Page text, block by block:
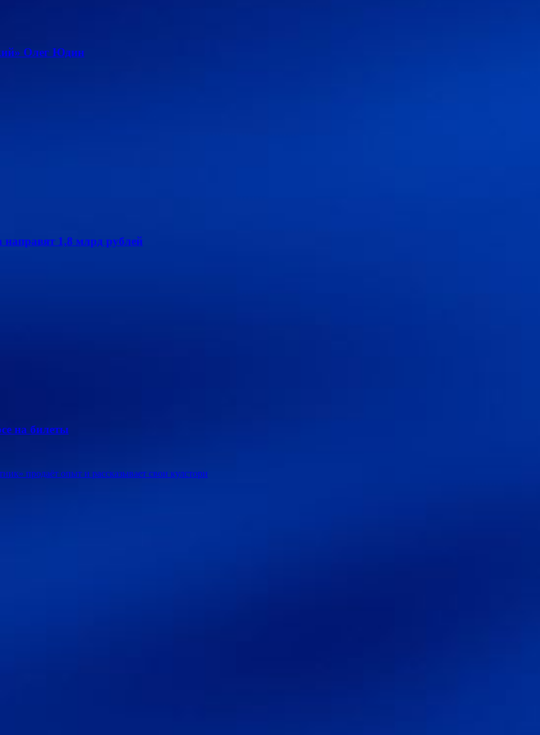
Олег Юдин
1,8 млрд рублей
на билеты
продаёт опыт и рассказывает свои кулстори